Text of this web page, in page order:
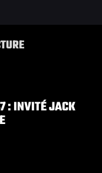
: INVITÉ JACK